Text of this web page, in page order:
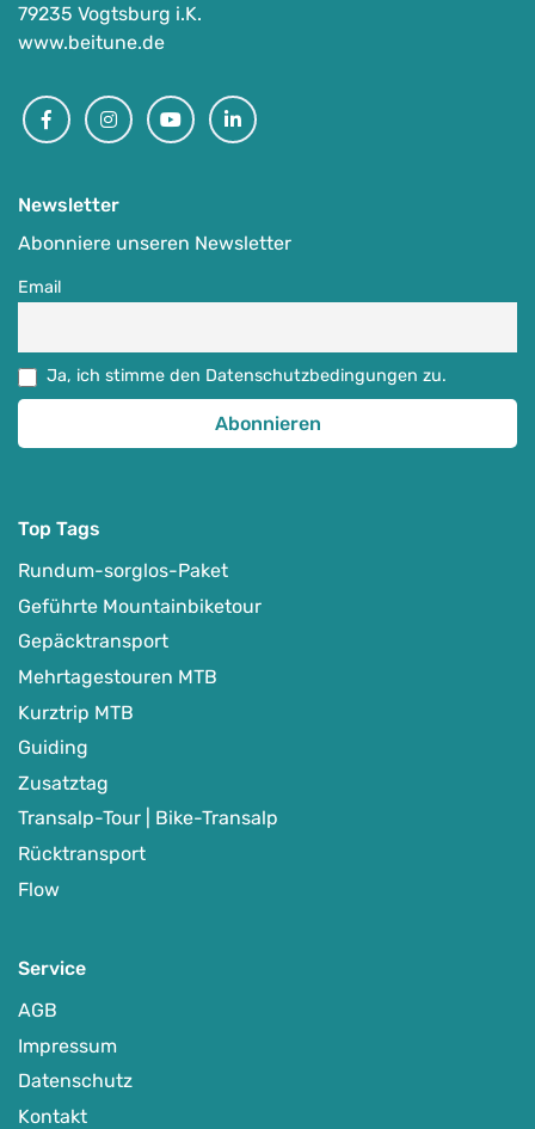
Top
Syöte /Finnland - Auf Karte anzeigen
Ausgewählte MTB-Regionen MTB-Touren & MTB-Camps
Detail Anzeigen
79235 Vogtsburg i.K.
www.beitune.de
FacebookInstagramYoutubeLinkedin
Newsletter
Abonniere unseren Newsletter
Email
Ja, ich stimme den Datenschutzbedingungen zu.
Top Tags
Rundum-sorglos-Paket
Geführte Mountainbiketour
Gepäcktransport
Mehrtagestouren MTB
Kurztrip MTB
Guiding
Zusatztag
Transalp-Tour | Bike-Transalp
Rücktransport
Flow
Service
AGB
Impressum
Datenschutz
Kontakt